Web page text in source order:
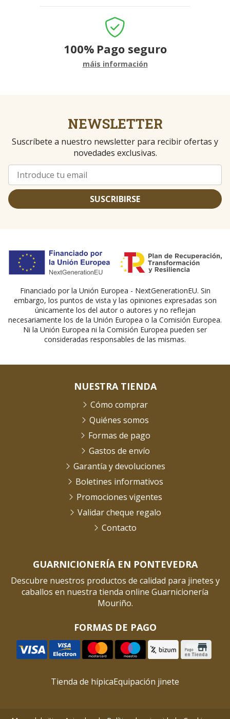
100% Pago seguro
máis información
NEWSLETTER
Suscríbete a nuestro newsletter para recibir ofertas y
novedades exclusivas.
SUSCRIBIRSE
Financiado por la Unión Europea - NextGenerationEU. Sin
embargo, los puntos de vista y las opiniones expresadas son
únicamente los del autor o autores y no reflejan
necesariamente los de la Unión Europea o la Comisión Europea.
Ni la Unión Europea ni la Comisión Europea pueden ser
consideradas responsables de las mismas.
GUARNICIONERÍA EN PONTEVEDRA
Descubre nuestros productos de calidad para jinetes y
caballos en nuestra tienda online Guarnicionería
Mouriño.
FORMAS DE PAGO
NUESTRA TIENDA
Cómo comprar
Quiénes somos
Formas de pago
Gastos de envío
Garantía y devoluciones
Boletines informativos
Promociones vigentes
Validar cheque regalo
Contacto
Tienda de hípicaEquipación jinete